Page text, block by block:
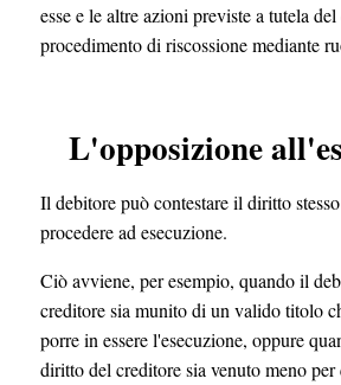
esse e le altre azioni previste a tutela
procedimento di riscossione mediante
L'opposizione
Il debitore può contestare il diritto
procedere ad esecuzione.
Ciò avviene, per esempio, quando il
creditore sia munito di un valido titolo
porre in essere l'esecuzione, oppure
diritto del creditore sia venuto meno